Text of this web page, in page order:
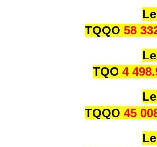
TQQO 58
TQO 4
TQQO 45